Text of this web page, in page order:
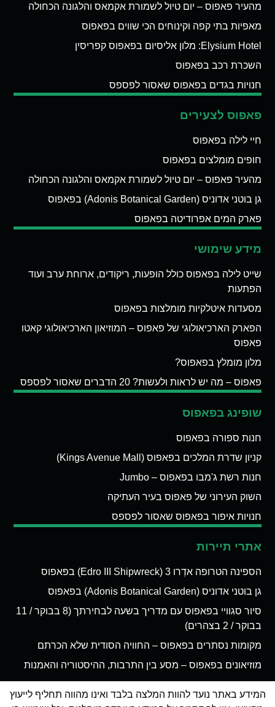
מהעיר פאפוס – יום טיול לשמורת אקמאס והלגונה הכחולה
מאפיות בתי קפה וקינוחים הכי שווים בפאפוס
Elysium Hotel: מלון אליסיום בפאפוס קפריסין
השכרת רכב בפאפוס
חנויות בגדים בפאפוס שאסור לפספס
פאפוס לצעירים
חיי לילה בפאפוס
חופים מומלצים בפאפוס
מהעיר פאפוס – יום טיול לשמורת אקמאס והלגונה הכחולה
גן בוטני אדוניס (Adonis Botanical Garden) בפאפוס
פארק המים אפרודיטה בפאפוס
מידע שימושי
שייט לילה בפאפוס כולל הופעות, ריקודים, ארוחת ערב ועוד
הפתעות
מסעדות איטלקיות מומלצות בפאפוס
הפארק הארכיאולוגי של פאפוס – המוזיאון הארכיאולוגי קאטו
פאפוס
מלון מומלץ בפאפוס?
פאפוס – מה יש לראות ולעשות? 20 הדברים שאסור לפספס
שופינג בפאפוס
חנות ספורה בפאפוס
קניון שדרת המלכים בפאפוס (Kings Avenue Mall)
חנות רשת ג'מבו בפאפוס – Jumbo
השוק העירוני של פאפוס בעיר העתיקה
חנויות איפור בפאפוס שאסור לפספס
אתרי תיירות
הספינה הטרופה אדְרו 3 (Edro III Shipwreck) בפאפוס
גן בוטני אדוניס (Adonis Botanical Garden) בפאפוס
סיור סגוויי בפאפוס עם מדריך בשעה לבחירתך (8 בבוקר / 11
בבוקר / 2 בצהרים)
מקומות נסתרים בפאפוס – החוויה הסודית שלא הכרתם
מוזיאונים בפאפוס – מסע בין התרבות, ההיסטוריה והאמנות
המידע באתר נועד להוות המלצה בלבד ואינו מהווה תחליף לייעוץ